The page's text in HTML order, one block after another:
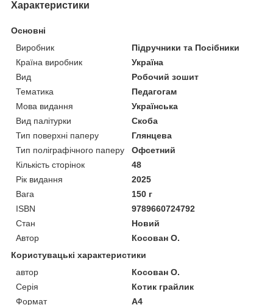
Характеристики
Основні
Виробник
Підручники та Посібники
Країна виробник
Україна
Вид
Робочий зошит
Тематика
Педагогам
Мова видання
Українська
Вид палітурки
Скоба
Тип поверхні паперу
Глянцева
Тип поліграфічного паперу
Офсетний
Кількість сторінок
48
Рік видання
2025
Вага
150 г
ISBN
9789660724792
Стан
Новий
Автор
Косован О.
Користувацькі характеристики
автор
Косован О.
Серія
Котик грайлик
Формат
А4